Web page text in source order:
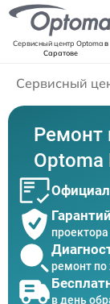
Сервисный центр Optomaв
Саратове
Сервисный
Ремонт
Optoma
ремонт
в день